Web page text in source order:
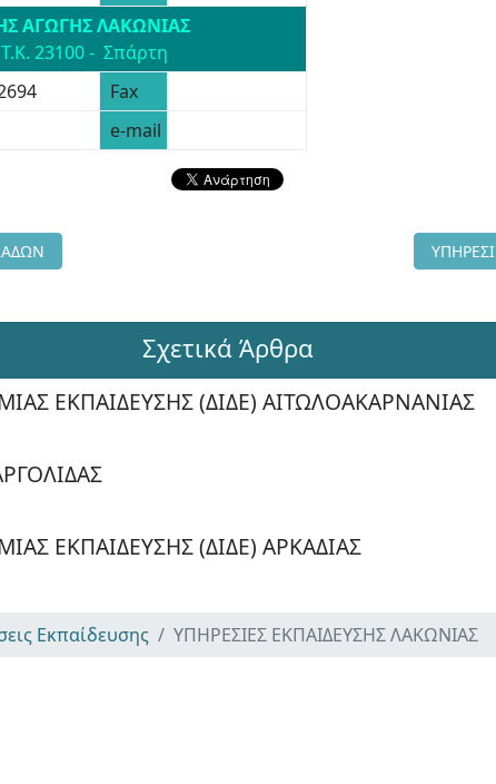
ΑΓΩΓΗΣ ΛΑΚΩΝΙΑΣ
23100 - Σπάρτη
Fax
e-mail
ΚΥΚΛΑΔΩΝ
Σχετικά Άρθρα
ΕΚΠΑΙΔΕΥΣΗΣ (ΔΙΔΕ) ΑΙΤΩΛΟΑΚΑΡΝΑΝΙΑΣ
ΕΚΠΑΙΔΕΥΣΗΣ (ΔΙΔΕ) ΑΡΚΑΔΙΑΣ
Εκπαίδευσης ΥΠΗΡΕΣΙΕΣ ΕΚΠΑΙΔΕΥΣΗΣ ΛΑΚΩΝΙΑΣ